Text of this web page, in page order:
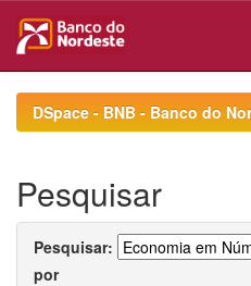
navigationDSpace - BNB - Banco do
Pesquisar
Pesquisar:
por